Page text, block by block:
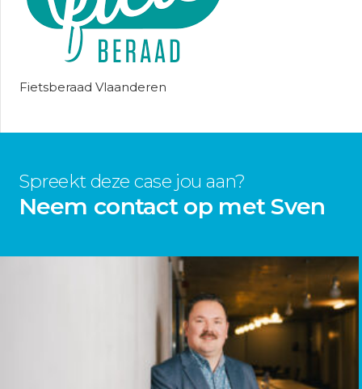
Fietsberaad Vlaanderen
Spreekt deze case jou aan?
Neem contact op met Sven